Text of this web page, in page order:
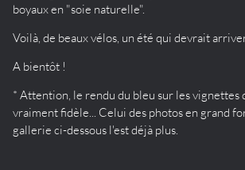
boyaux en "soie naturelle".
Voilà, de beaux vélos, un été qui devrait
A bientôt !
* Attention, le rendu du bleu sur les vignettes
vraiment fidèle... Celui des photos en grand
gallerie ci-dessous l'est déjà plus.